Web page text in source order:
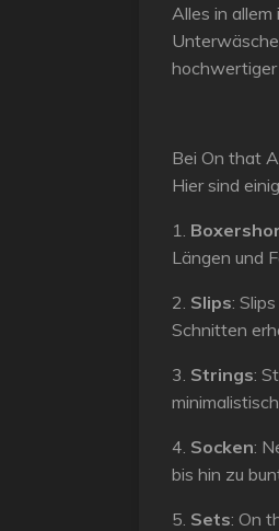
Alles in
hochwertiger
Bei On that
Hier sind
1.
Längen und
2. Slips:
Schnitten
3. Strings:
4. Socken:
bis hin zu
5. Sets: On